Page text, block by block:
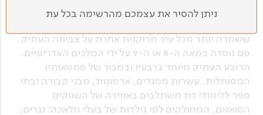
העיר פס (Fes) היא הבירה הדתית והתרבותית של מרוקו.
ששמרה יותר מכל עיר מרוקנית אחרת על צביונה העתיק.
פס נוסדה במאה ה-8 או ה-9 על ידי המלכים האדריסיים.
הרובע העתיק מיוחד ברבעיו ובמבוך של סמטאותיו
המפותלות. עשרות מסגדים, ארמונות, מבני קבורה ובתי
ספר ללימודי דת משתלבים באווירה של השווקים
הסואנים, המחולקים לפי גילדות של בעלי מלאכה: נגרים,
ניתן להסיר את עצמכם מהרשימה בכל עת